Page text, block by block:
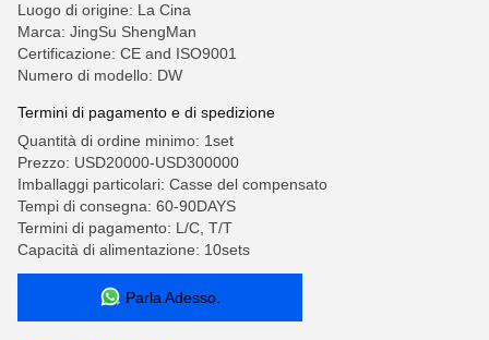
Luogo di origine: La Cina
Marca: JingSu ShengMan
Certificazione: CE and ISO9001
Numero di modello: DW
Termini di pagamento e di spedizione
Quantità di ordine minimo: 1set
Prezzo: USD20000-USD300000
Imballaggi particolari: Casse del compensato
Tempi di consegna: 60-90DAYS
Termini di pagamento: L/C, T/T
Capacità di alimentazione: 10sets
Parla Adesso.